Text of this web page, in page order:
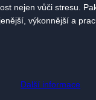
nejen vůči stresu.
výkonnější a
Další informace